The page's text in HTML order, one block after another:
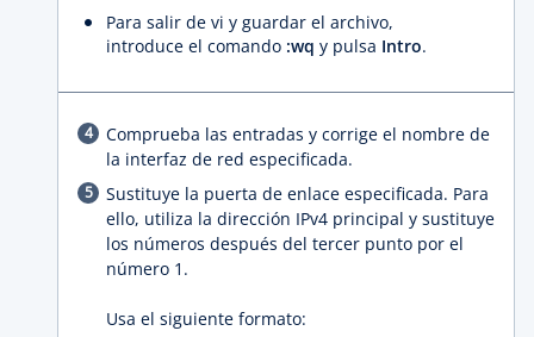
Para salir de vi y guardar el archivo,
introduce el comando :wq y pulsa Intro.
Comprueba las entradas y corrige el nombre de
la interfaz de red especificada.
Sustituye la puerta de enlace especificada. Para
ello, utiliza la dirección IPv4 principal y sustituye
los números después del tercer punto por el
número 1.
Usa el siguiente formato: